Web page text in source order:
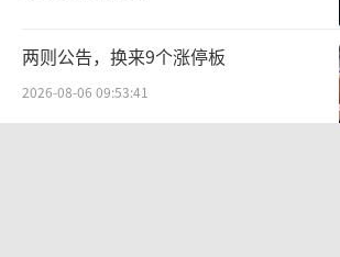
广州市钱大妈农产品有限
经理罗烨宏对中华网财经表示
很多农产品多来自张掖，包括
两则公告，换来9个涨停板
2026-08-06 09:53:41